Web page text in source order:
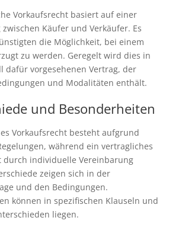
Vorkaufsrecht basiert auf einer
Käufer und Verkäufer. Es
die Möglichkeit, bei einem
zu werden. Geregelt wird dies in
dafür vorgesehenen Vertrag, der
und Modalitäten enthält.
und Besonderheiten
Vorkaufsrecht besteht aufgrund
während ein vertragliches
durch individuelle Vereinbarung
zeigen sich in der
und den Bedingungen.
können in spezifischen Klauseln und
liegen.